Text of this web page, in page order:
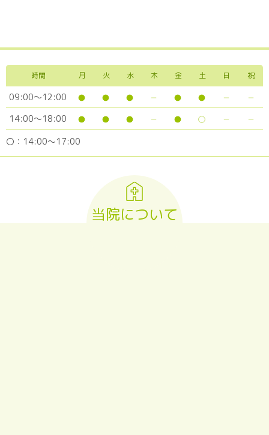
時間 月 火 水 木 金 土 日 祝
09:00～12:00
14:00～18:00
〇：14:00～17:00
当院について